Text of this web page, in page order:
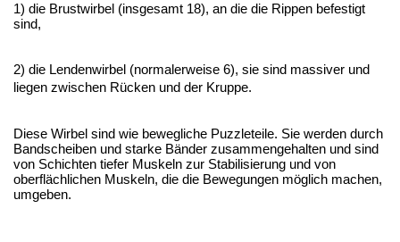
1) die Brustwirbel (insgesamt 18), an die die Rippen befestigt
sind,
2) die Lendenwirbel (normalerweise 6), sie sind massiver und
liegen zwischen Rücken und der Kruppe.
Diese Wirbel sind wie bewegliche Puzzleteile. Sie werden durch
Bandscheiben und starke Bänder zusammengehalten und sind
von Schichten tiefer Muskeln zur Stabilisierung und von
oberflächlichen Muskeln, die die Bewegungen möglich machen,
umgeben.